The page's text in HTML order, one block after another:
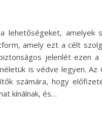
lehetőségeket, amelyek
amely ezt a célt
jelenlét ezen a
is védve legyen. Az
számára, hogy
kínálnak, és…